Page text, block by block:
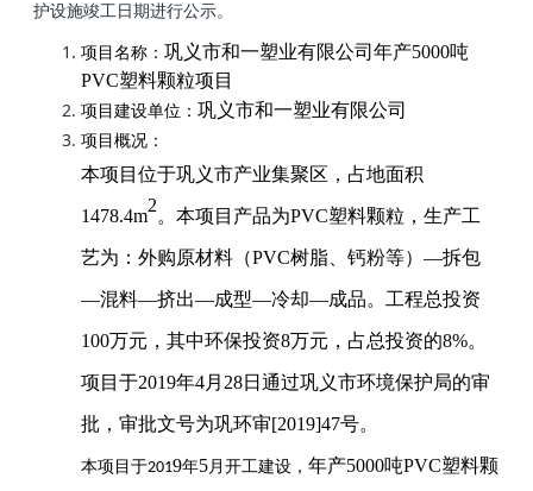
护设施竣工日期进行公示。
项目名称：巩义市和一塑业有限公司年产5000吨
PVC塑料颗粒项目
项目建设单位：巩义市和一塑业有限公司
项目概况：
本项目位于巩义市产业集聚区，占地面积
1478.4m
2
。本项目产品为PVC塑料颗粒，生产工
艺为：外购原材料（PVC树脂、钙粉等）—拆包
—混料—挤出—成型—冷却—成品。工程总投资
100万元，其中环保投资8万元，占总投资的8%。
项目于2019年4月 28日通过巩义市环境保护局的审
批，审批文号为巩环审[2019]47号。
本项目于2019年5 月开工建设，年产5000吨PVC塑料颗